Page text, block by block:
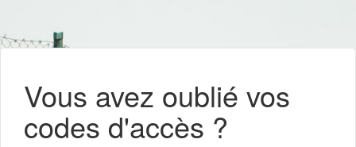
Vous avez oublié vos
codes d'accès ?